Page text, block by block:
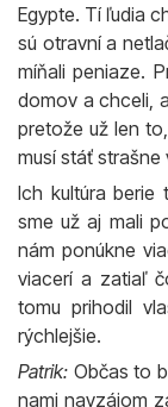
Egypte. Tí ľudia
sú otravní a
míňali peniaze.
domov a chceli,
pretože už len
musí stáť strašne
Ich kultúra berie
sme už aj mali
nám ponúkne
viacerí a zatiaľ
tomu prihodil
rýchlejšie.
Patrik: Občas to
nami navzájom